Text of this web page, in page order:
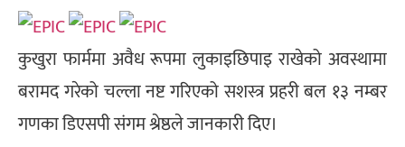
कुखुरा फार्ममा अवैध रूपमा लुकाइछिपाइ राखेको अवस्थामा
बरामद गरेको चल्ला नष्ट गरिएको सशस्त्र प्रहरी बल १३ नम्बर
गणका डिएसपी संगम श्रेष्ठले जानकारी दिए।